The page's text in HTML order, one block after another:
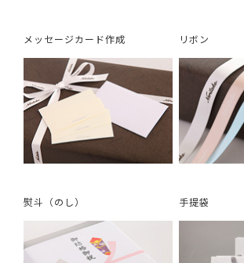
メッセージカード作成 リボン
熨斗（のし） 手提袋